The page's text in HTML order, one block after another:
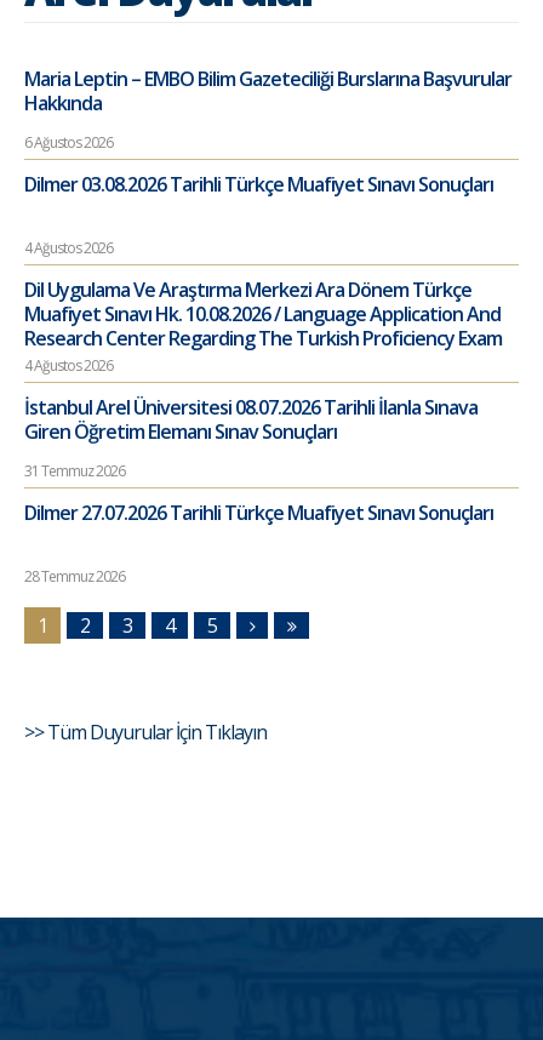
Maria Leptin – EMBO Bilim Gazeteciliği Burslarına Başvurular
Hakkında
6 Ağustos 2026
Dilmer 03.08.2026 Tarihli Türkçe Muafiyet Sınavı Sonuçları
4 Ağustos 2026
Dil Uygulama Ve Araştırma Merkezi Ara Dönem Türkçe
Muafiyet Sınavı Hk. 10.08.2026 / Language Application And
Research Center Regarding The Turkish Proficiency Exam
4 Ağustos 2026
İstanbul Arel Üniversitesi 08.07.2026 Tarihli İlanla Sınava
Giren Öğretim Elemanı Sınav Sonuçları
31 Temmuz 2026
Dilmer 27.07.2026 Tarihli Türkçe Muafiyet Sınavı Sonuçları
28 Temmuz 2026
1 2 3 4 5
>> Tüm Duyurular İçin Tıklayın